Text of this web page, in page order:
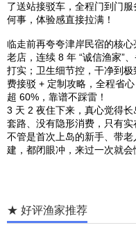
了送站接驳车，全程门到门
何事，体验感直接拉满！
临走前再夸夸津岸民宿的核
老店，连续 8 年 “诚信渔家”
打实；卫生细节控，干净到
费接驳 + 定制攻略，全程省
超 60%，靠谱不踩雷！
3 天 2 夜住下来，真心觉得
套路、没有隐形消费，只有实
不管是首次上岛的新手、带
建，都闭眼冲，来过一次就会
★ 好评渔家推荐